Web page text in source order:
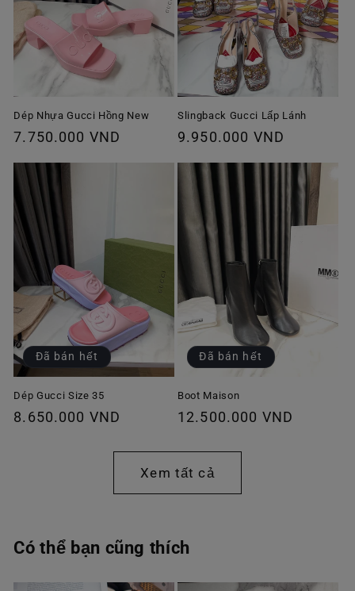
Dép Nhựa Gucci Hồng New
Giá
thường
7.750.000 VND
Slingback Gucci Lấp Lánh
Giá
thường
9.950.000 VND
Đã bán hết
Dép Gucci Size 35
Giá
8.650.000 VND
Đã bán hết
Boot Maison
Giá
thường
12.500.000 VND
Xem tất cả
Có thể bạn cũng thích